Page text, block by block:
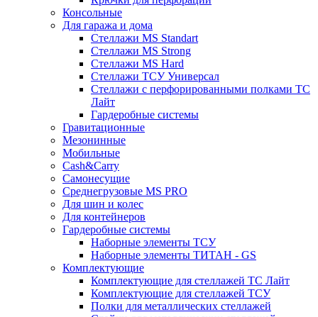
Консольные
Для гаража и дома
Стеллажи MS Standart
Стеллажи MS Strong
Стеллажи MS Hard
Стеллажи ТСУ Универсал
Стеллажи с перфорированными полками ТС
Лайт
Гардеробные системы
Гравитационные
Мезонинные
Мобильные
Cash&Carry
Самонесущие
Среднегрузовые MS PRO
Для шин и колес
Для контейнеров
Гардеробные системы
Наборные элементы ТСУ
Наборные элементы ТИТАН - GS
Комплектующие
Комплектующие для стеллажей ТС Лайт
Комплектующие для стеллажей ТСУ
Полки для металлических стеллажей